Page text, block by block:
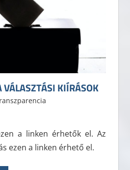
VÁLASZTÁSI KIÍRÁSOK
a linken érhetők el. Az
ezen a linken érhető el.